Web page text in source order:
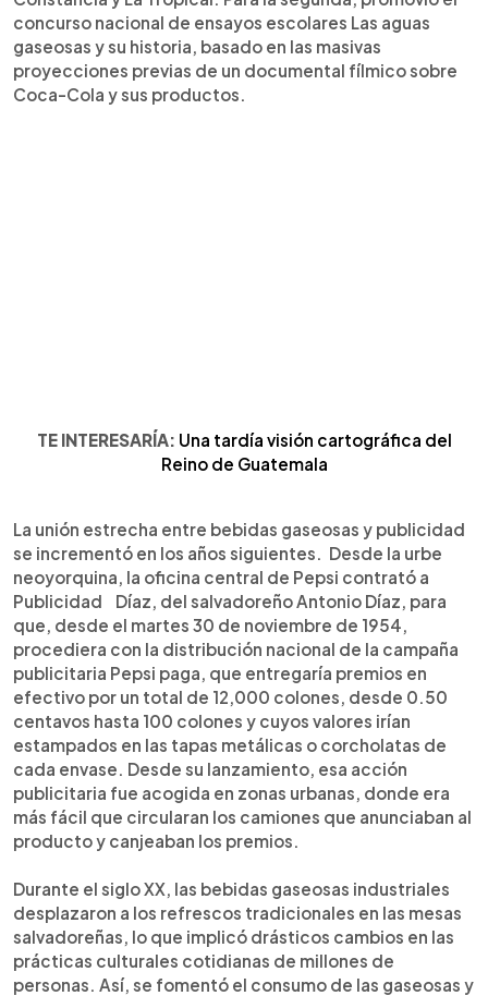
concurso nacional de ensayos escolares Las aguas
gaseosas y su historia, basado en las masivas
proyecciones previas de un documental fílmico sobre
Coca-Cola y sus productos.
TE INTERESARÍA: Una tardía visión cartográfica del
Reino de Guatemala
La unión estrecha entre bebidas gaseosas y publicidad
se incrementó en los años siguientes. Desde la urbe
neoyorquina, la oficina central de Pepsi contrató a
Publicidad Díaz, del salvadoreño Antonio Díaz, para
que, desde el martes 30 de noviembre de 1954,
procediera con la distribución nacional de la campaña
publicitaria Pepsi paga, que entregaría premios en
efectivo por un total de 12,000 colones, desde 0.50
centavos hasta 100 colones y cuyos valores irían
estampados en las tapas metálicas o corcholatas de
cada envase. Desde su lanzamiento, esa acción
publicitaria fue acogida en zonas urbanas, donde era
más fácil que circularan los camiones que anunciaban al
producto y canjeaban los premios.
Durante el siglo XX, las bebidas gaseosas industriales
desplazaron a los refrescos tradicionales en las mesas
salvadoreñas, lo que implicó drásticos cambios en las
prácticas culturales cotidianas de millones de
personas. Así, se fomentó el consumo de las gaseosas y